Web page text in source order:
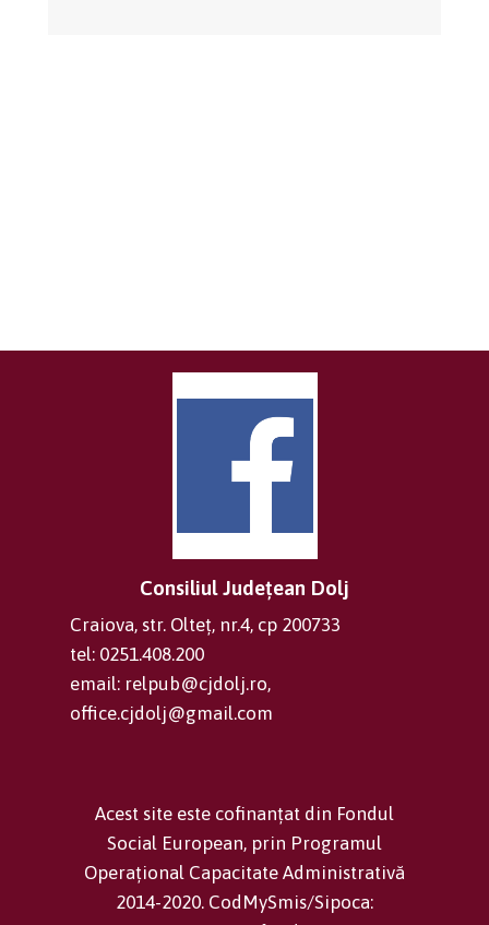
Consiliul Județean Dolj
Craiova, str. Olteț, nr.4, cp 200733
tel: 0251.408.200
email: relpub@cjdolj.ro,
office.cjdolj@gmail.com
Acest site este cofinanțat din Fondul
Social European, prin Programul
Operațional Capacitate Administrativă
2014-2020. CodMySmis/Sipoca: